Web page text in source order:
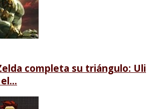
completa su triángulo: Uli